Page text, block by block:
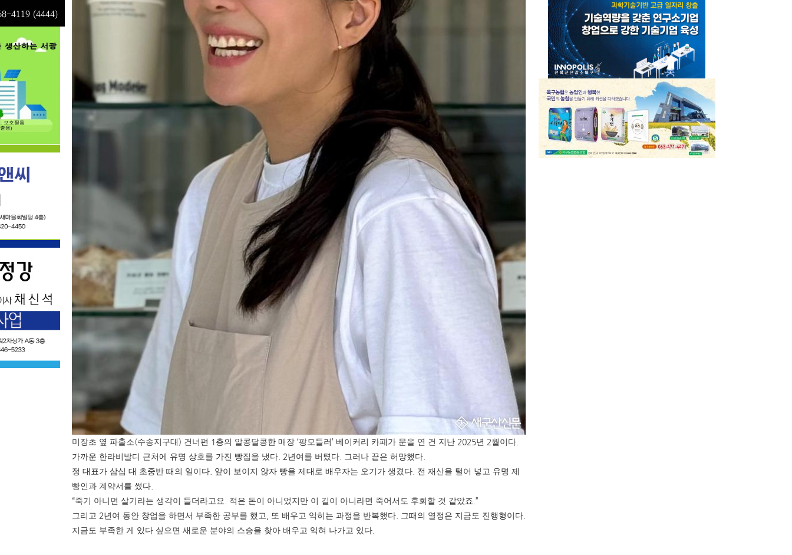
미장초 옆 파출소(수송지구대 ) 건너편 1 층의 알콩달콩한 매장 ‘팡모들러 ’ 베이커리 카페가 문을 연 건 지난 2025년 2월이다
가까운 한라비발디 근처에 유명 상호를 가진 빵집을 냈다 . 2년여를 버텼다 그러나 끝은 허망했다
정 대표가 삼십 대 초중반 때의 일이다 앞이 보이지 않자 빵을 제대로 배우자는 오기가 생겼다 전 재산을 털어 넣고 유명 제
빵인과 계약서를 썼다
“죽기 아니면 살기라는 생각이 들더라고요 적은 돈이 아니었지만 이 길이 아니라면 죽어서도 후회할 것 같았죠 .”
그리고 2년여 동안 창업을 하면서 부족한 공부를 했고 또 배우고 익히는 과정을 반복했다 그때의 열정은 지금도 진행형이다
지금도 부족한 게 있다 싶으면 새로운 분야의 스승을 찾아 배우고 익혀 나가고 있다